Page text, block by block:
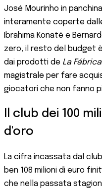
José Mourinho in
interamente coperte
Ibrahima Konaté e
zero, il resto del budget
dai prodotti de La Fábrica
magistrale per fare
giocatori che non fanno
Il club dei 100
d'oro
La cifra incassata dal
ben 108 milioni di euro
che nella passata